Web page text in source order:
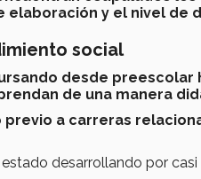
elaboración y el nivel de
social
desde preescolar
de una manera
previo a carreras
desarrollando por